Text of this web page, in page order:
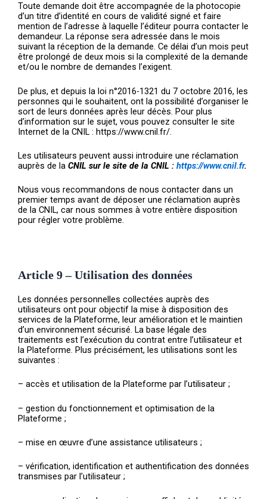
Toute demande doit être accompagnée de la photocopie
d’un titre d’identité en cours de validité signé et faire
mention de l’adresse à laquelle l’éditeur pourra contacter le
demandeur. La réponse sera adressée dans le mois
suivant la réception de la demande. Ce délai d’un mois peut
être prolongé de deux mois si la complexité de la demande
et/ou le nombre de demandes l’exigent.
De plus, et depuis la loi n°2016-1321 du 7 octobre 2016, les
personnes qui le souhaitent, ont la possibilité d’organiser le
sort de leurs données après leur décès. Pour plus
d’information sur le sujet, vous pouvez consulter le site
Internet de la CNIL : https://www.cnil.fr/.
Les utilisateurs peuvent aussi introduire une réclamation
auprès de la CNIL sur le site de la CNIL : https://www.cnil.fr.
Nous vous recommandons de nous contacter dans un
premier temps avant de déposer une réclamation auprès
de la CNIL, car nous sommes à votre entière disposition
pour régler votre problème.
Article 9 – Utilisation des données
Les données personnelles collectées auprès des
utilisateurs ont pour objectif la mise à disposition des
services de la Plateforme, leur amélioration et le maintien
d’un environnement sécurisé. La base légale des
traitements est l’exécution du contrat entre l’utilisateur et
la Plateforme. Plus précisément, les utilisations sont les
suivantes :
– accès et utilisation de la Plateforme par l’utilisateur ;
– gestion du fonctionnement et optimisation de la
Plateforme ;
– mise en œuvre d’une assistance utilisateurs ;
– vérification, identification et authentification des données
transmises par l’utilisateur ;